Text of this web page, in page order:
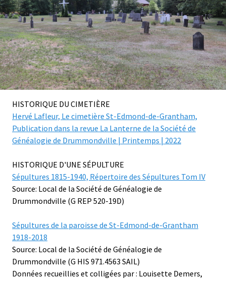
HISTORIQUE DU CIMETIÈRE
Hervé Lafleur, Le cimetière St-Edmond-de-Grantham,
Publication dans la revue La Lanterne de la Société de
Généalogie de Drummondville | Printemps | 2022
HISTORIQUE D'UNE SÉPULTURE
Sépultures 1815-1940, Répertoire des Sépultures Tom IV
Source: Local de la Société de Généalogie de
Drummondville (G REP 520-19D)
Sépultures de la paroisse de St-Edmond-de-Grantham
1918-2018
Source: Local de la Société de Généalogie de
Drummondville (G HIS 971.4563 SAIL)
Données recueillies et colligées par : Louisette Demers,